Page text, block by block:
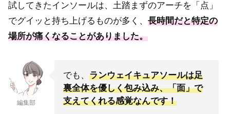
試してきたインソールは、土踏まずのアーチを「点」
でグイッと持ち上げるものが多く、 長時間だと特定の
場所が痛くなることがありました。
編集部
でも、 ランウェイキュアソールは足
裏全体を優しく包み込み、「面」で
支えてくれる感覚なんです！